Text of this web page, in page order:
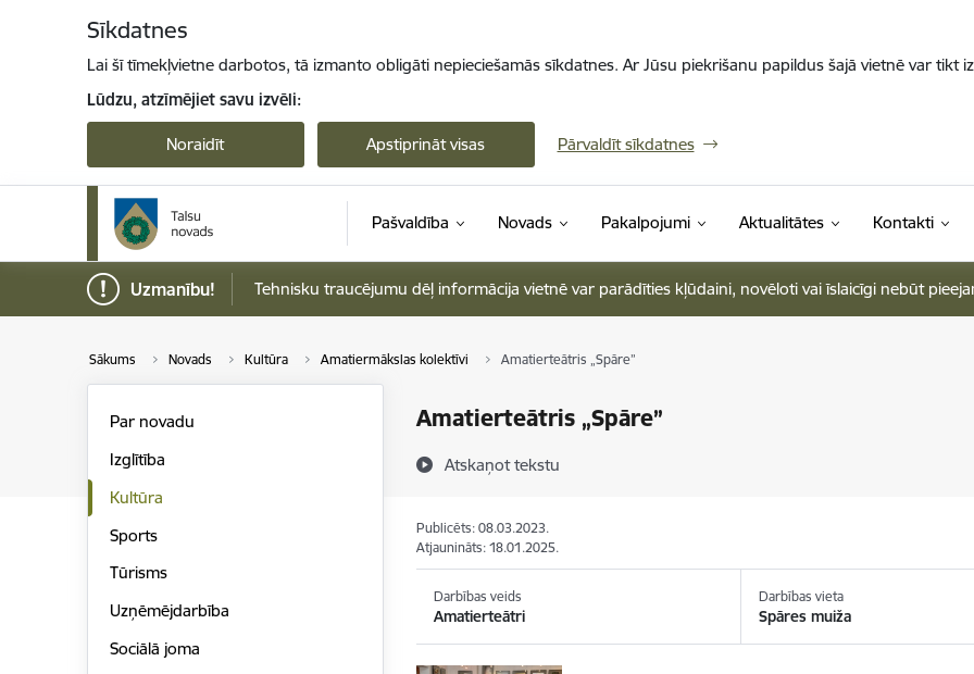
Sīkdatnes
Lai šī tīmekļvietne darbotos, tā izmanto obligāti nepieciešamās sīkdatnes. Ar Jūsu piekrišanu papildus šajā vietnē var tikt
Lūdzu, atzīmējiet savu izvēli:
Noraidīt Apstiprināt visas Pārvaldīt sīkdatnes
Pašvaldība Novads Pakalpojumi Aktualitātes Kontakti
Uzmanību! Tehnisku traucējumu dēļ informācija vietnē var parādīties kļūdaini, novēloti vai īslaicīgi nebūt
Sākums Novads Kultūra Amatiermākslas kolektīvi Amatierteātris „Spāre”
Amatierteātris „Spāre”
Atskaņot tekstu
Par novadu
Izglītība
Kultūra
Sports
Tūrisms
Uzņēmējdarbība
Sociālā joma
Publicēts: 08.03.2023.
Atjaunināts: 18.01.2025.
Darbības veids
Amatierteātri
Darbības vieta
Spāres muiža